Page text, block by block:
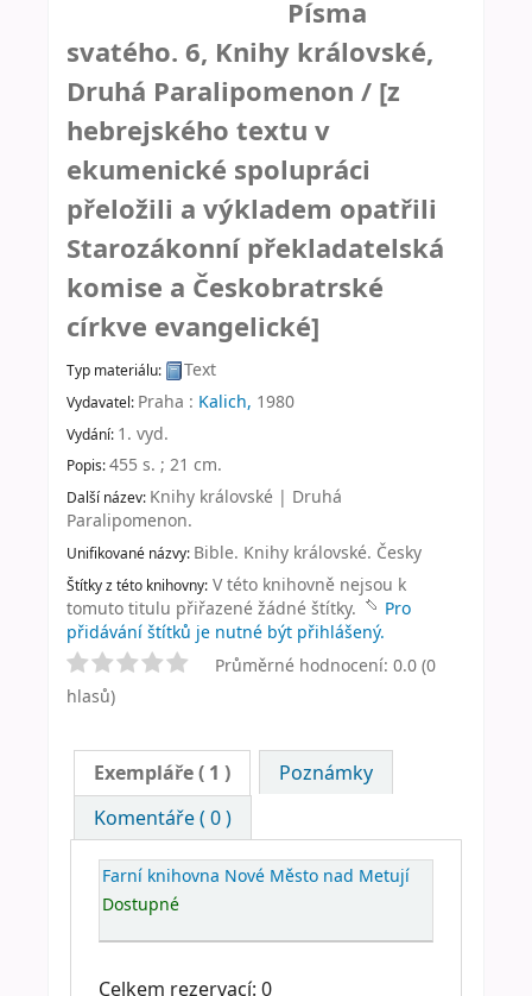
Písma
svatého. 6, Knihy královské,
Druhá Paralipomenon / [z
hebrejského textu v
ekumenické spolupráci
přeložili a výkladem opatřili
Starozákonní překladatelská
komise a Českobratrské
církve evangelické]
Typ materiálu: Text
Vydavatel: Praha : Kalich, 1980
Vydání: 1. vyd.
Popis:455 s. ; 21 cm.
Další název: Knihy královské | Druhá
Paralipomenon.
Unifikované názvy: Bible. Knihy královské. Česky
Štítky z této knihovny: V této knihovně nejsou k
tomuto titulu přiřazené žádné štítky.
Pro
přidávání štítků je nutné být přihlášený.
Průměrné hodnocení: 0.0 (0
hlasů)
Exempláře( 1 )
Poznámky
Komentáře ( 0 )
Farní knihovna Nové Město nad Metují
Dostupné
Celkem rezervací: 0